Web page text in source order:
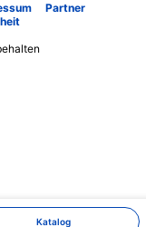
Katalog
Partner